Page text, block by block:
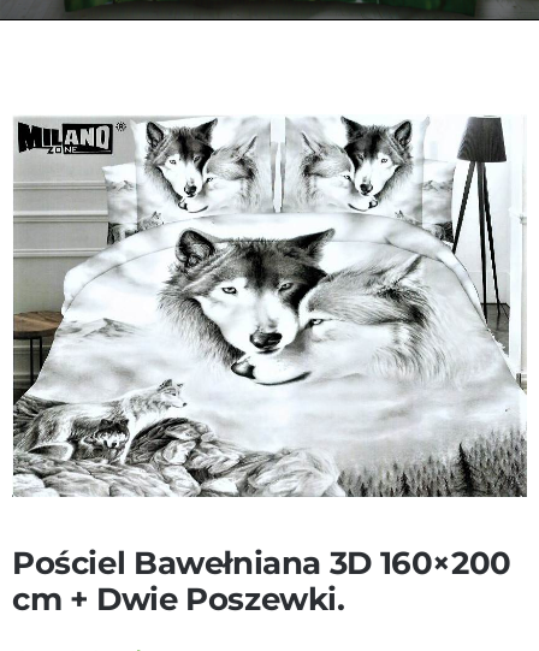
Pościel Bawełniana 3D 160×200
cm + Dwie Poszewki.